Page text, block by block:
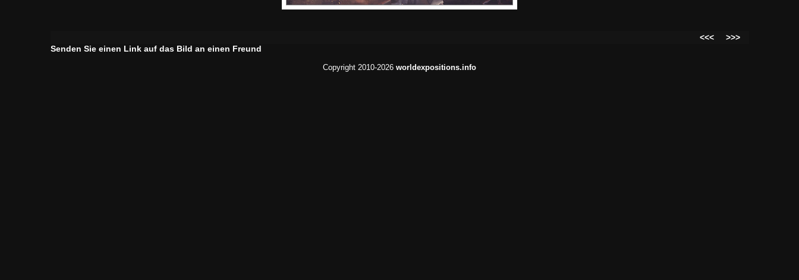
<<<
>>>
Senden Sie einen Link auf das Bild an einen Freund
Copyright 2010-2026 worldexpositions.info